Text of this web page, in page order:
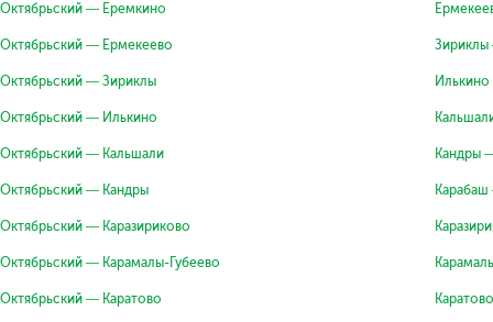
Октябрьский — Еремкино
Октябрьский — Ермекеево
Октябрьский — Зириклы
Октябрьский — Илькино
Октябрьский — Кальшали
Октябрьский — Кандры
Октябрьский — Каразириково
Октябрьский — Карамалы-Губеево
Октябрьский — Каратово
Зириклы
Кандры